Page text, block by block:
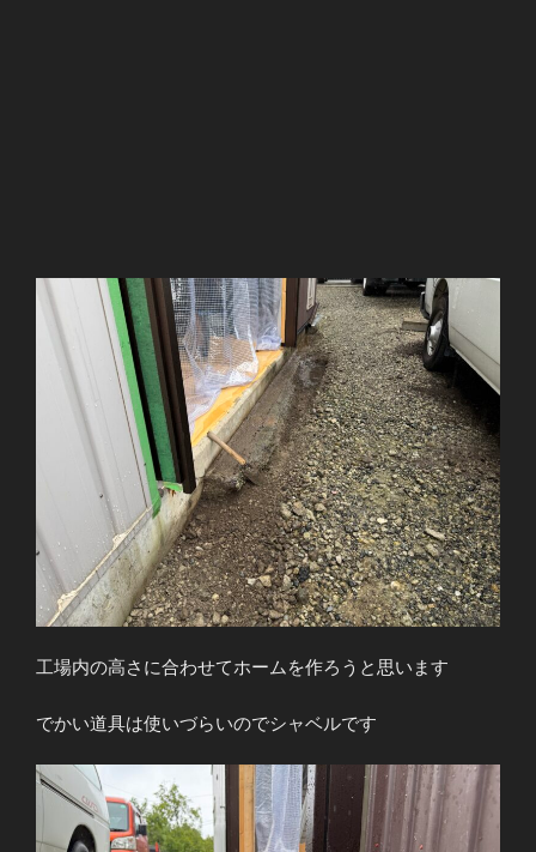
工場内の高さに合わせてホームを作ろうと思います
でかい道具は使いづらいのでシャベルです